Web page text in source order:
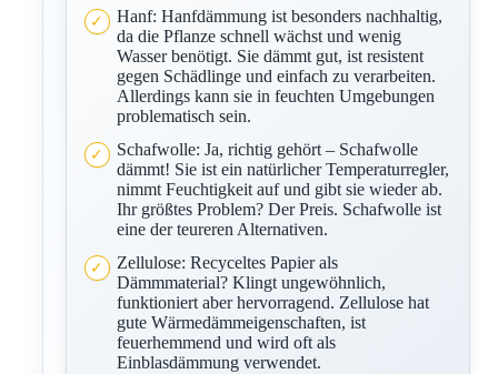
Hanf: Hanfdämmung ist besonders nachhaltig,
da die Pflanze schnell wächst und wenig
Wasser benötigt. Sie dämmt gut, ist resistent
gegen Schädlinge und einfach zu verarbeiten.
Allerdings kann sie in feuchten Umgebungen
problematisch sein.
Schafwolle: Ja, richtig gehört – Schafwolle
dämmt! Sie ist ein natürlicher Temperaturregler,
nimmt Feuchtigkeit auf und gibt sie wieder ab.
Ihr größtes Problem? Der Preis. Schafwolle ist
eine der teureren Alternativen.
Zellulose: Recyceltes Papier als
Dämmmaterial? Klingt ungewöhnlich,
funktioniert aber hervorragend. Zellulose hat
gute Wärmedämmeigenschaften, ist
feuerhemmend und wird oft als
Einblasdämmung verwendet.